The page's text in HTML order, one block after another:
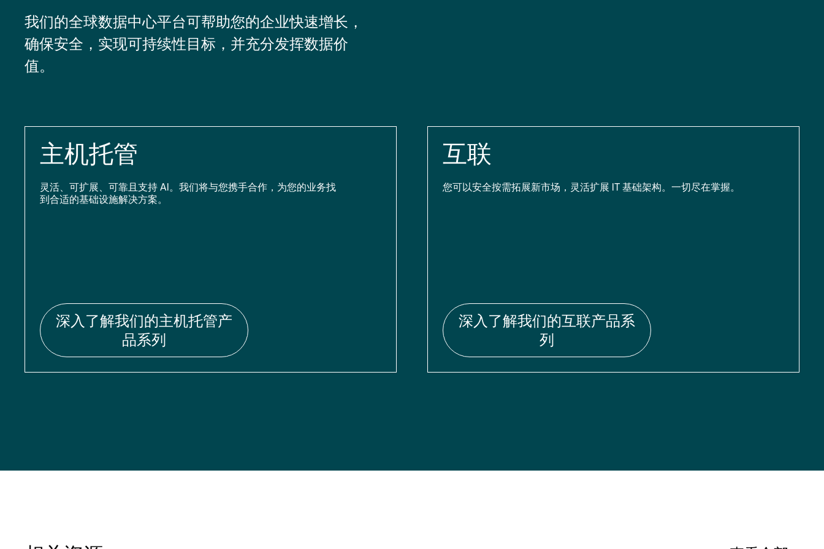
我们的全球数据中心平台可帮助您的企业快速增长，
确保安全，实现可持续性目标，并充分发挥数据价
值。
主机托管
灵活、可扩展、可靠且支持 AI。我们将与您携手合作，为您的业务找
到合适的基础设施解决方案。
深入了解我们的主机托管产
品系列
互联
您可以安全按需拓展新市场，灵活扩展 IT 基础架构。一切尽在掌握。
深入了解我们的互联产品系
列